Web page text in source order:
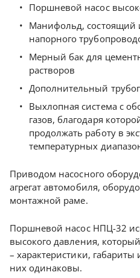
Поршневой насос
Манифольд, состоящий
напорного
Мерный бак для
растворов
Дополнительный
Выхлопная система с
газов, благодаря
продолжать работу в
температурных
Приводом насосного
агрегат автомобиля,
монтажной раме.
Поршневой насос НПЦ-32
высокого давления,
– характеристики,
них одинаковы.